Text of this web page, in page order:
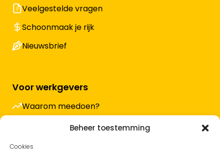
Beheer toestemming
Cookies
Veelgestelde vragen
Schoonmaak je rijk
Nieuwsbrief
Voor werkgevers
Waarom meedoen?
Hoe werkt het en wat kost het?
Vacature plaatsen